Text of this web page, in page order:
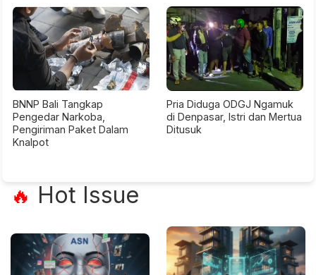
BNNP Bali Tangkap
Pengedar Narkoba,
Pengiriman Paket Dalam
Knalpot
Pria Diduga ODGJ Ngamuk
di Denpasar, Istri dan Mertua
Ditusuk
🔥 Hot Issue